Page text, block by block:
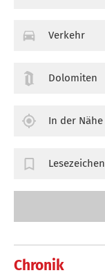
Chronik
Verkehr
Dolomiten
In der Nähe
Lesezeichen